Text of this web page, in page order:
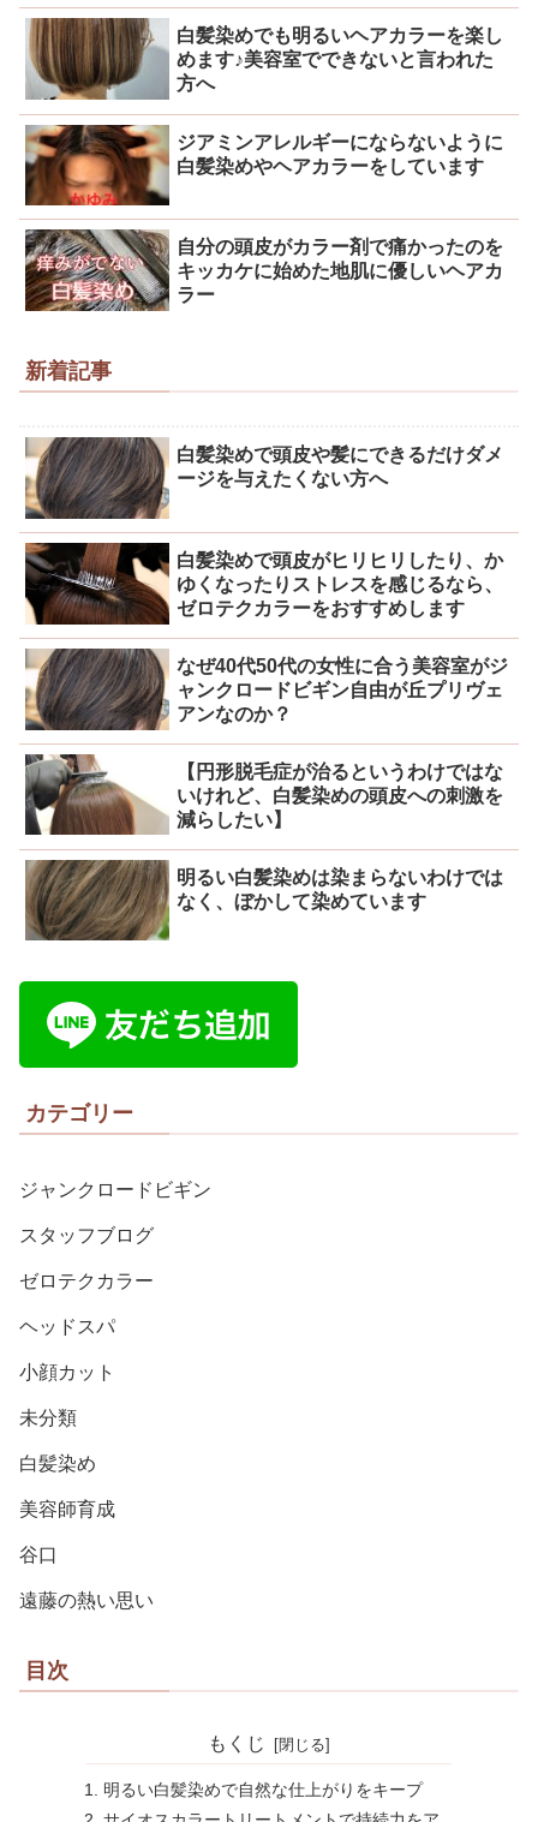
白髪染めでも明るいヘアカラーを楽し
めます♪美容室でできないと言われた
方へ
ジアミンアレルギーにならないように
白髪染めやヘアカラーをしています
自分の頭皮がカラー剤で痛かったのを
キッカケに始めた地肌に優しいヘアカ
ラー
新着記事
白髪染めで頭皮や髪にできるだけダメ
ージを与えたくない方へ
白髪染めで頭皮がヒリヒリしたり、か
ゆくなったりストレスを感じるなら、
ゼロテクカラーをおすすめします
なぜ40代50代の女性に合う美容室がジ
ャンクロードビギン自由が丘プリヴェ
アンなのか？
【円形脱毛症が治るというわけではな
いけれど、白髪染めの頭皮への刺激を
減らしたい】
明るい白髪染めは染まらないわけでは
なく、ぼかして染めています
カテゴリー
ジャンクロードビギン
スタッフブログ
ゼロテクカラー
ヘッドスパ
小顔カット
未分類
白髪染め
美容師育成
谷口
遠藤の熱い思い
目次
もくじ
明るい白髪染めで自然な仕上がりをキープ